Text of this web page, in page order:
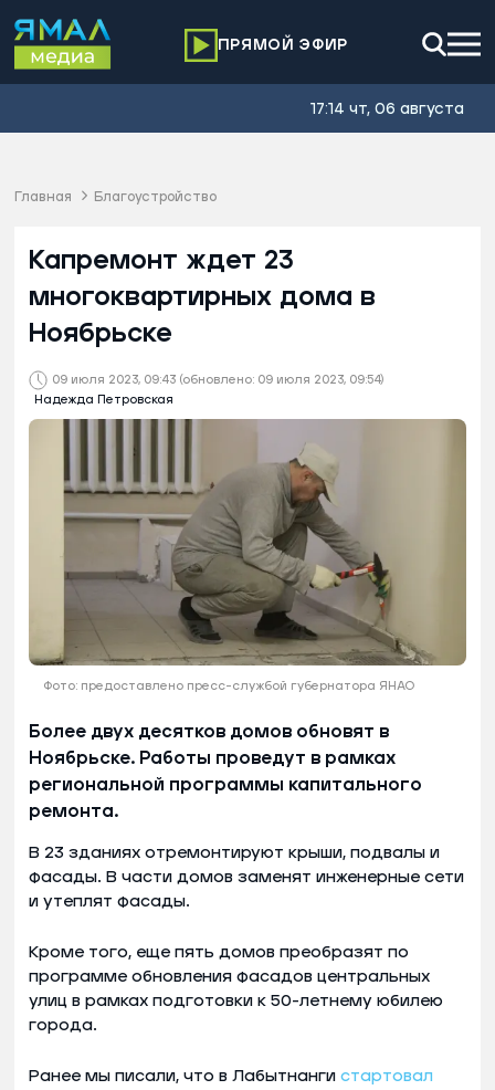
ПРЯМОЙ ЭФИР
17:14 чт, 06 августа
Главная Благоустройство
09 июля 2023, 09:43 (обновлено: 09 июля 2023, 09:54)
Надежда Петровская
Капремонт ждет 23
многоквартирных дома в
Ноябрьске
Фото: предоставлено пресс-службой губернатора ЯНАО
Более двух десятков домов обновят в
Ноябрьске. Работы проведут в рамках
региональной программы капитального
ремонта.
В 23 зданиях отремонтируют крыши, подвалы и
фасады. В части домов заменят инженерные сети
и утеплят фасады.
Кроме того, еще пять домов преобразят по
программе обновления фасадов центральных
улиц в рамках подготовки к 50-летнему юбилею
города.
Ранее мы писали, что в Лабытнанги стартовал